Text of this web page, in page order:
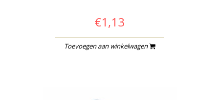
€1,13
Toevoegen aan winkelwagen